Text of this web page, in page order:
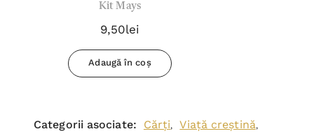
Kit Mays
9,50lei
Adaugă în coș
Categorii asociate: Cărți, Viață creștină,